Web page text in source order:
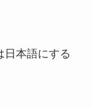
日本語にする